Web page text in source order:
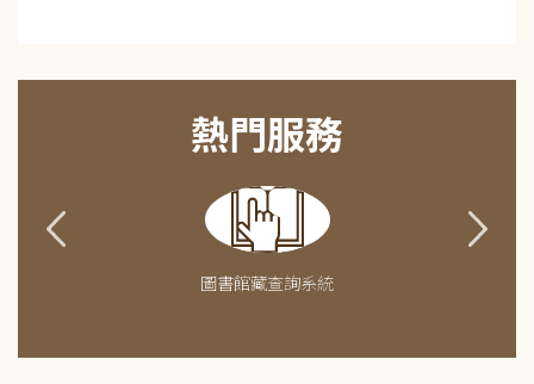
熱門服務
圖書館藏查詢系統